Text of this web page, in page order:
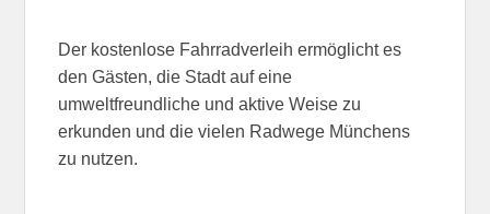
Der kostenlose Fahrradverleih ermöglicht es
den Gästen, die Stadt auf eine
umweltfreundliche und aktive Weise zu
erkunden und die vielen Radwege Münchens
zu nutzen.